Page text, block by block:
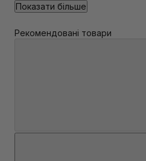
Показати більше
Рекомендовані товари